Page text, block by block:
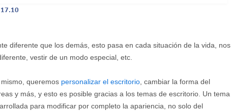
diferente que los demás, esto pasa en cada situación de la vida, nos
vestir de un modo especial, etc.
queremos personalizar el escritorio, cambiar la forma del
y más, y esto es posible gracias a los temas de escritorio. Un tema
para modificar por completo la apariencia, no solo del